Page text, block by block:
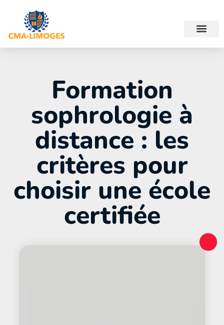
Formation
sophrologie à
distance : les
critères pour
choisir une école
certifiée